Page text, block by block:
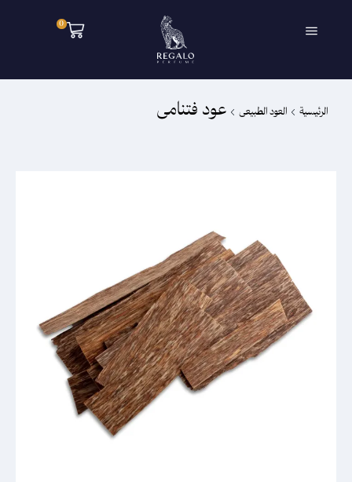
0
الرئيسية العود الطبيعى عود فتنامى